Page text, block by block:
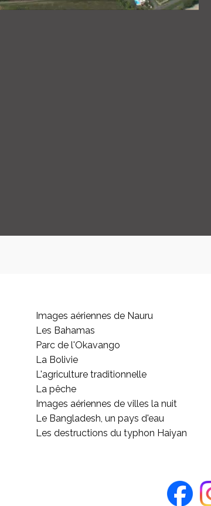
Images aériennes de Nauru
Les Bahamas
Parc de l'Okavango
La Bolivie
L'agriculture traditionnelle
La pêche
Images aériennes de villes la nuit
Le Bangladesh, un pays d'eau
Les destructions du typhon Haiyan